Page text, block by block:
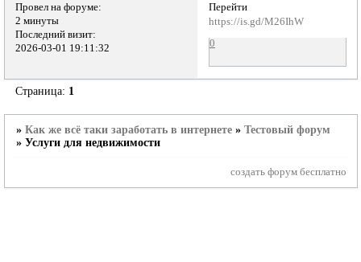
Провел на форуме:
2 минуты
Последний визит:
2026-03-01 19:11:32
Перейти
https://is.gd/M26IhW
0
Страница: 1
» Как же всё таки заработать в интернете » Тестовый форум
» Услуги для недвижимости
создать форум бесплатно